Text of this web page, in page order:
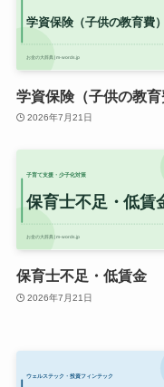
学資保険（子供の教育
2026年7月21日
保育士不足・低賃金
2026年7月21日